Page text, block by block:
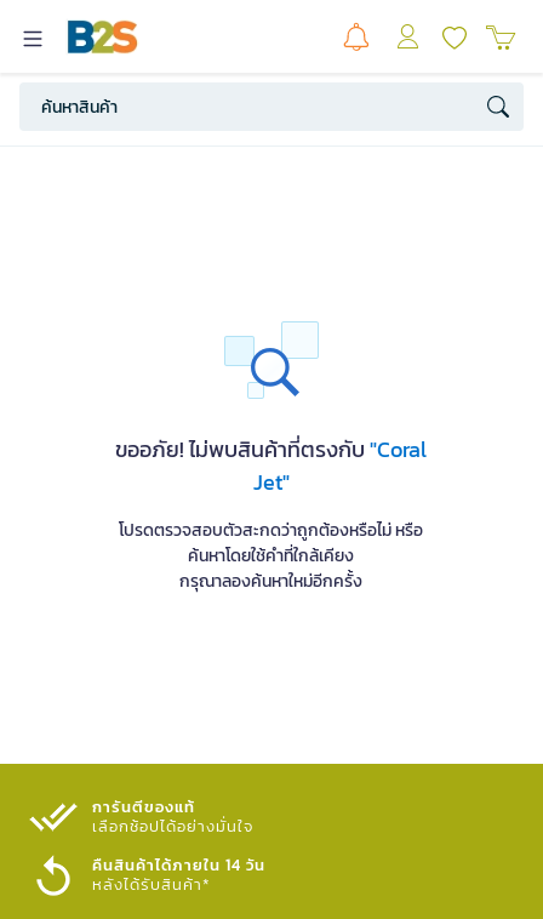
ขออภัย! ไม่พบสินค้าที่ตรงกับ"Coral
Jet"
โปรดตรวจสอบตัวสะกดว่าถูกต้องหรือไม่ หรือ
ค้นหาโดยใช้คำที่ใกล้เคียง
กรุณาลองค้นหาใหม่อีกครั้ง
การันตีของแท้
เลือกช้อปได้อย่างมั่นใจ​
คืนสินค้าได้ภายใน 14 วัน
หลังได้รับสินค้า*